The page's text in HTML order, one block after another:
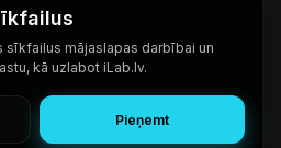
sīkfailus mājaslapas darbībai un
kā uzlabot iLab.lv.
Pieņemt